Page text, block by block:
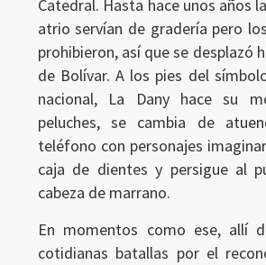
Catedral. Hasta hace unos años
atrio servían de gradería pero
prohibieron, así que se desplazó
de Bolívar. A los pies del
nacional, La Dany hace su
peluches, se cambia de
teléfono con personajes
caja de dientes y persigue al
cabeza de marrano.
En momentos como ese, allí
cotidianas batallas por el